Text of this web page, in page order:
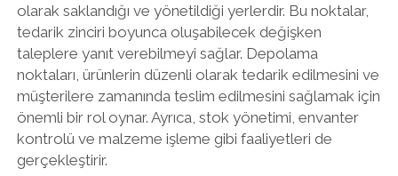
olarak saklandığı ve yönetildiği yerlerdir. Bu noktalar,
tedarik zinciri boyunca oluşabilecek değişken
taleplere yanıt verebilmeyi sağlar. Depolama
noktaları, ürünlerin düzenli olarak tedarik edilmesini ve
müşterilere zamanında teslim edilmesini sağlamak için
önemli bir rol oynar. Ayrıca, stok yönetimi, envanter
kontrolü ve malzeme işleme gibi faaliyetleri de
gerçekleştirir.